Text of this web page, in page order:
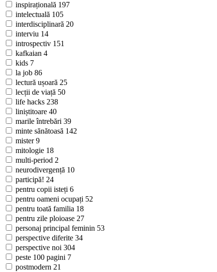
inspirațională 197
intelectuală 105
interdisciplinară 20
interviu 14
introspectiv 151
kafkaian 4
kids 7
la job 86
lectură ușoară 25
lecții de viață 50
life hacks 238
liniștitoare 40
marile întrebări 39
minte sănătoasă 142
mister9
mitologie 18
multi-period 2
neurodivergență 10
participă! 24
pentru copii isteți 6
pentru oameni ocupați 52
pentru toată familia 18
pentru zile ploioase 27
personaj principal feminin 53
perspective diferite 34
perspective noi 304
peste 100 pagini 7
postmodern 21